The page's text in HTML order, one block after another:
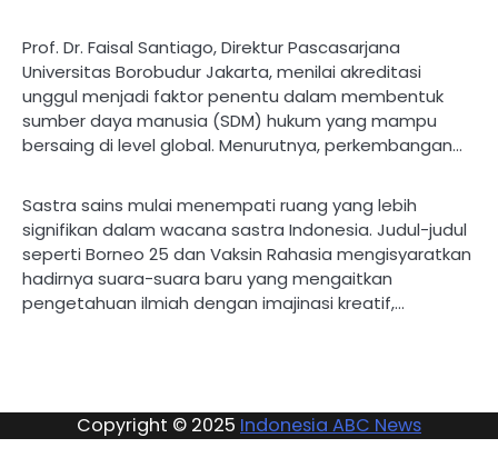
Prof. Dr. Faisal Santiago, Direktur Pascasarjana
Universitas Borobudur Jakarta, menilai akreditasi
unggul menjadi faktor penentu dalam membentuk
sumber daya manusia (SDM) hukum yang mampu
bersaing di level global. Menurutnya, perkembangan…
Sastra sains mulai menempati ruang yang lebih
signifikan dalam wacana sastra Indonesia. Judul-judul
seperti Borneo 25 dan Vaksin Rahasia mengisyaratkan
hadirnya suara-suara baru yang mengaitkan
pengetahuan ilmiah dengan imajinasi kreatif,…
Copyright © 2025 Indonesia ABC News